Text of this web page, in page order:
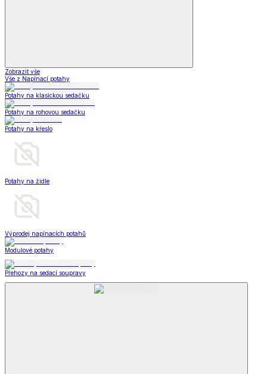
Zobrazit vše
Vše z Napínací potahy
Potahy na klasickou sedačku
Potahy na rohovou sedačku
Potahy na křeslo
Potahy na židle
Výprodej napínacích potahů
Modulové potahy
Přehozy na sedací soupravy